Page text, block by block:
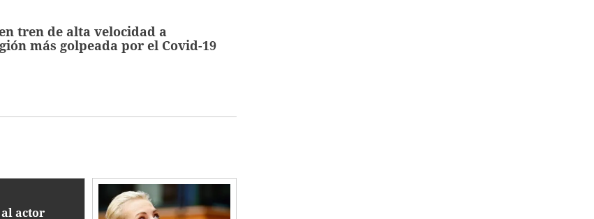
tren de alta velocidad a
más golpeada por el Covid-19
actor